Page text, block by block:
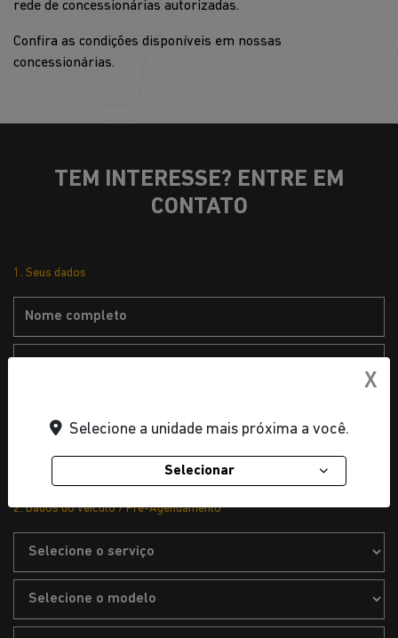
rede de concessionárias autorizadas.
Confira as condições disponíveis em nossas
concessionárias.
TEM INTERESSE? ENTRE EM
CONTATO
1. Seus dados
2. Dados do veículo / Pré-Agendamento
X
Selecione a unidade mais próxima a você.
Selecionar